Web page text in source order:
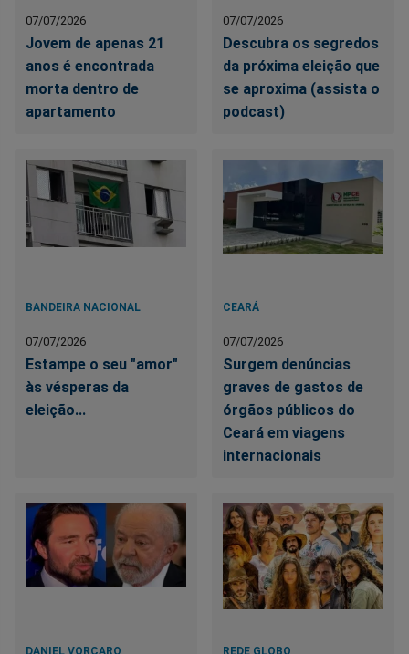
07/07/2026
Jovem de apenas 21
anos é encontrada
morta dentro de
apartamento
07/07/2026
Descubra os segredos
da próxima eleição que
se aproxima (assista o
podcast)
BANDEIRA NACIONAL
07/07/2026
Estampe o seu "amor"
às vésperas da
eleição...
CEARÁ
07/07/2026
Surgem denúncias
graves de gastos de
órgãos públicos do
Ceará em viagens
internacionais
DANIEL VORCARO REDE GLOBO